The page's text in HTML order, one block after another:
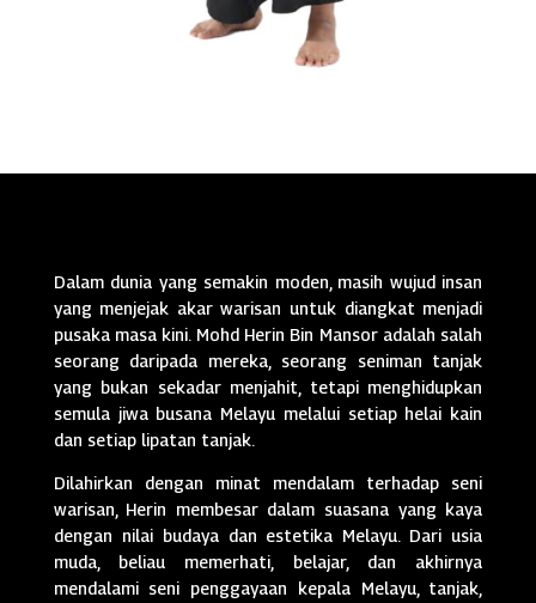
Dalam dunia yang semakin moden, masih wujud insan
yang menjejak akar warisan untuk diangkat menjadi
pusaka masa kini. Mohd Herin Bin Mansor adalah salah
seorang daripada mereka, seorang seniman tanjak
yang bukan sekadar menjahit, tetapi menghidupkan
semula jiwa busana Melayu melalui setiap helai kain
dan setiap lipatan tanjak.
Dilahirkan dengan minat mendalam terhadap seni
warisan, Herin membesar dalam suasana yang kaya
dengan nilai budaya dan estetika Melayu. Dari usia
muda, beliau memerhati, belajar, dan akhirnya
mendalami seni penggayaan kepala Melayu, tanjak,